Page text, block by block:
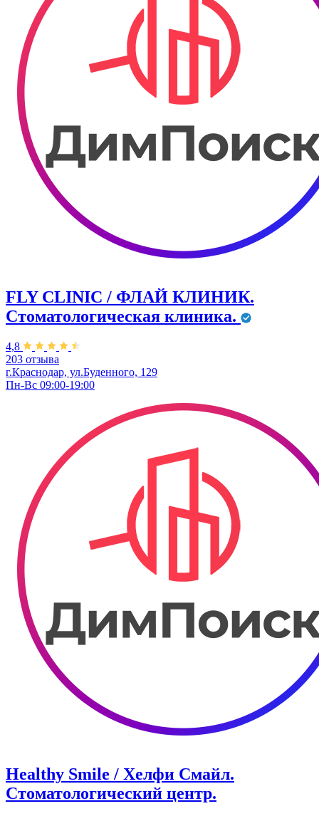
FLY CLINIC / ФЛАЙ КЛИНИК.
Стоматологическая клиника.
4,8
203 отзыва
г.Краснодар, ул.Буденного, 129
Пн-Вс 09:00-19:00
Healthy Smile / Хелфи Смайл.
Стоматологический центр.